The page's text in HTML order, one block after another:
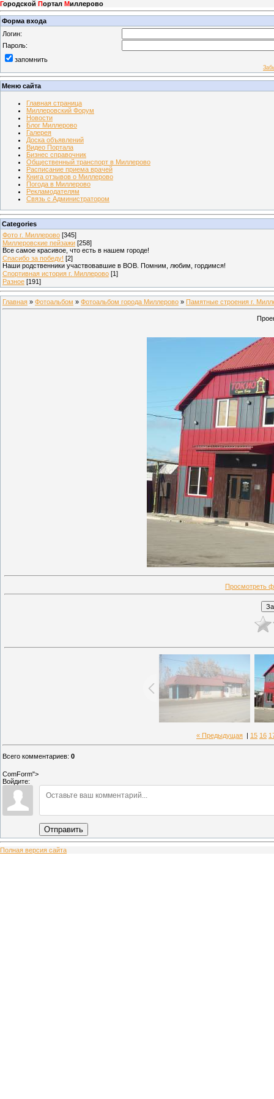
Городской Портал Миллерово
Форма входа
Логин:
Пароль:
запомнить
Меню сайта
Главная страница
Миллеровский Форум
Новости
Блог Миллерово
Галерея
Доска объявлений
Видео Портала
Бизнес справочник
Общественный транспорт в Миллерово
Расписание приема врачей
Книга отзывов о Миллерово
Погода в Миллерово
Рекламодателям
Связь с Администратором
Categories
Фото г. Миллерово [345]
Миллеровские пейзажи [258]
Все самое красивое, что есть в нашем городе!
Спасибо за победу! [2]
Наши родственники участвовавшие в ВОВ. Помним, любим, гордимся!
Спортивная история г. Миллерово [1]
Разное [191]
Главная » Фотоальбом » Фотоальбом города Миллерово » Памятные строения г.
Просмотреть
« Предыдущая 15 16
Всего комментариев: 0
ComForm">
Войдите:
Отправить
Полная версия сайта